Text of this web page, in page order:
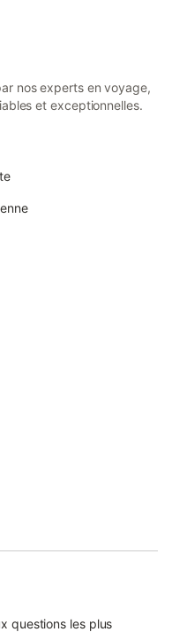
nos experts en voyage,
et exceptionnelles.
questions les plus